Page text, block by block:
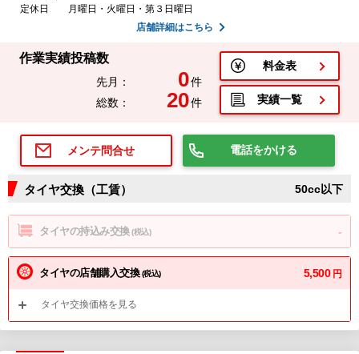
定休日
月曜日・火曜日・第３日曜日
店舗詳細はこちら
作業実績投稿数
先月： 0件
総数：
20件
料金表
実績一覧
メンテ問合せ 電話をかける
タイヤ交換（工賃） 50cc以下
タイヤの持込み交換(税込) -
タイヤの店舗購入交換(税込) 5,500 円
タイヤ交換価格を見る